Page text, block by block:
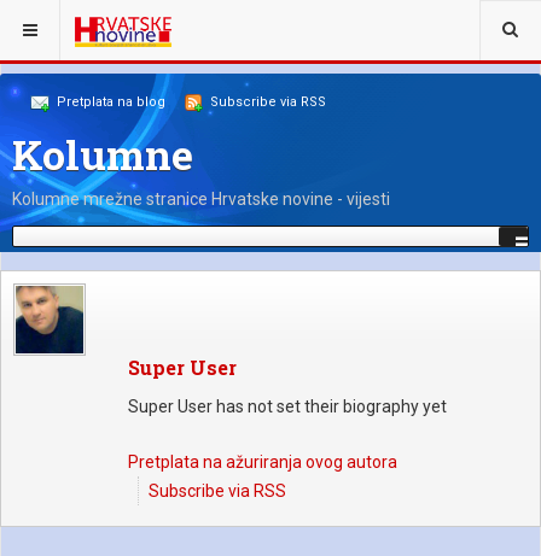
NALAZITE SE OVDJE:
Pretplata na blog Subscribe via RSS
Kolumne
Kolumne mrežne stranice Hrvatske novine - vijesti
Super User
Super User has not set their biography yet
Pretplata na ažuriranja ovog autora
Subscribe via RSS